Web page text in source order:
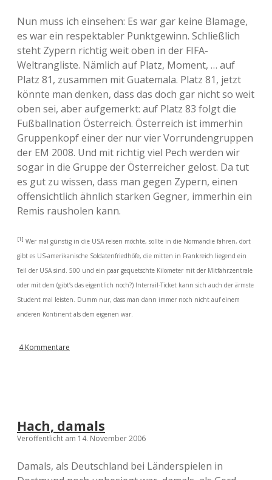
Nun muss ich einsehen: Es war gar keine Blamage,
es war ein respektabler Punktgewinn. Schließlich
steht Zypern richtig weit oben in der FIFA-
Weltrangliste. Nämlich auf Platz, Moment, … auf
Platz 81, zusammen mit Guatemala. Platz 81, jetzt
könnte man denken, dass das doch gar nicht so weit
oben sei, aber aufgemerkt: auf Platz 83 folgt die
Fußballnation Österreich. Österreich ist immerhin
Gruppenkopf einer der nur vier Vorrundengruppen
der EM 2008. Und mit richtig viel Pech werden wir
sogar in die Gruppe der Österreicher gelost. Da tut
es gut zu wissen, dass man gegen Zypern, einen
offensichtlich ähnlich starken Gegner, immerhin ein
Remis rausholen kann.
[1] Wer mal günstig in die USA reisen möchte, sollte in die Normandie fahren, dort
gibt es US-amerikanische Soldatenfriedhöfe, die mitten in Frankreich liegend ein
Teil der USA sind. 500 und ein paar gequetschte Kilometer mit der Mitfahrzentrale
oder mit dem (gibt’s das eigentlich noch?) Interrail-Ticket kann sich auch der ärmste
Student mal leisten. Dumm nur, dass man dann immer noch nicht auf einem
anderen Kontinent als dem eigenen war.
4 Kommentare
Hach, damals
Veröffentlicht am 14. November 2006
Damals, als Deutschland bei Länderspielen in